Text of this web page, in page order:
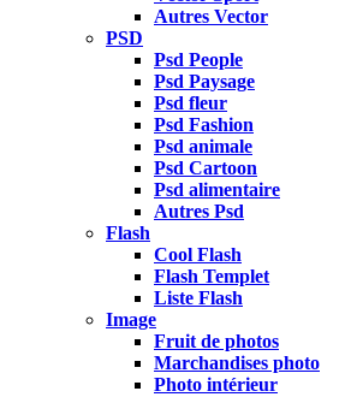
Autres Vector
PSD
Psd People
Psd Paysage
Psd fleur
Psd Fashion
Psd animale
Psd Cartoon
Psd alimentaire
Autres Psd
Flash
Cool Flash
Flash Templet
Liste Flash
Image
Fruit de photos
Marchandises photo
Photo intérieur